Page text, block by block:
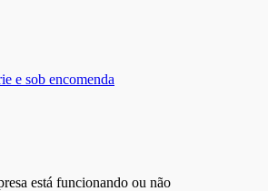
e sob encomenda
está funcionando ou não